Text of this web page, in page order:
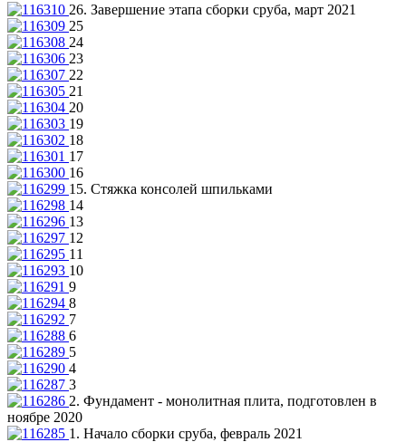
26. Завершение этапа сборки сруба, март 2021
25
24
23
22
21
20
19
18
17
16
15. Стяжка консолей шпильками
14
13
12
11
10
9
8
7
6
5
4
3
2. Фундамент - монолитная плита, подготовлен в
ноябре 2020
1. Начало сборки сруба, февраль 2021